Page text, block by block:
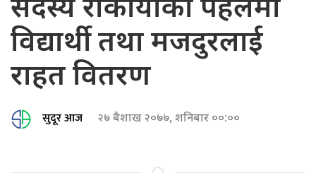
सदस्य रोकायाको पहलमा
विद्यार्थी तथा मजदुरलाई
राहत वितरण
सुदूर आज २७ बैशाख २०७७, शनिबार ००:००